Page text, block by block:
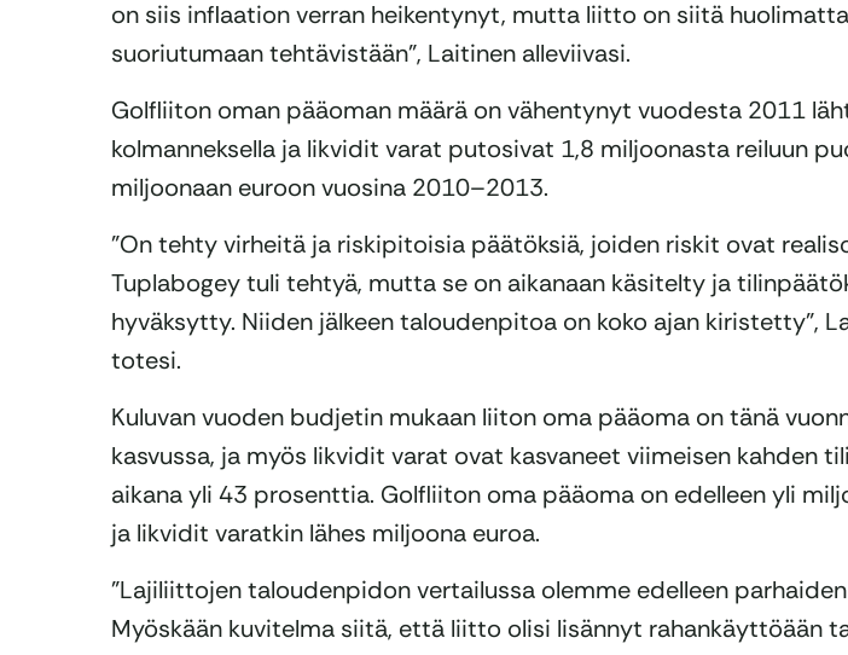
on siis inflaation verran heikentynyt, mutta liitto on siitä
suoriutumaan tehtävistään”, Laitinen alleviivasi.
Golfliiton oman pääoman määrä on vähentynyt vuodesta 2011
kolmanneksella ja likvidit varat putosivat 1,8 miljoonasta reiluun
miljoonaan euroon vuosina 2010–2013.
”On tehty virheitä ja riskipitoisia päätöksiä, joiden riskit ovat
Tuplabogey tuli tehtyä, mutta se on aikanaan käsitelty ja
hyväksytty. Niiden jälkeen taloudenpitoa on koko ajan kiristetty”,
totesi.
Kuluvan vuoden budjetin mukaan liiton oma pääoma on tänä
kasvussa, ja myös likvidit varat ovat kasvaneet viimeisen kahden
aikana yli 43 prosenttia. Golfliiton oma pääoma on edelleen yli
ja likvidit varatkin lähes miljoona euroa.
”Lajiliittojen taloudenpidon vertailussa olemme edelleen
Myöskään kuvitelma siitä, että liitto olisi lisännyt rahankäyttöään